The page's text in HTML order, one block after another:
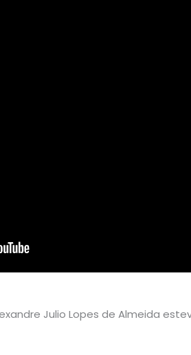
Julio Lopes de Almeida